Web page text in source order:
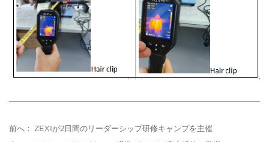
前へ： ZEXIが2日間のリーダーシップ研修キャンプを主催